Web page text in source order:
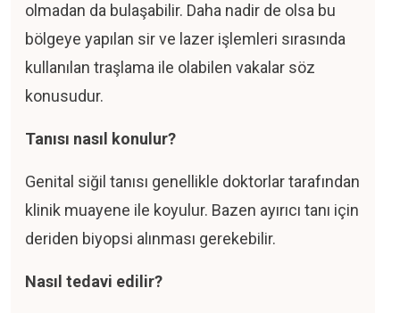
olmadan da bulaşabilir. Daha nadir de olsa bu
bölgeye yapılan sir ve lazer işlemleri sırasında
kullanılan traşlama ile olabilen vakalar söz
konusudur.
Tanısı nasıl konulur?
Genital siğil tanısı genellikle doktorlar tarafından
klinik muayene ile koyulur. Bazen ayırıcı tanı için
deriden biyopsi alınması gerekebilir.
Nasıl tedavi edilir?